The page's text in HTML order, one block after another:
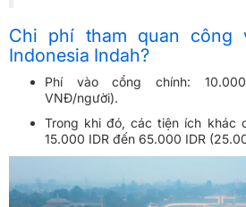
Chi phí tham quan công
Indonesia Indah?
Phí vào cổng chính:
VNĐ/người).
Trong khi đó, các tiện ích khác
15.000 IDR đến 65.000 IDR